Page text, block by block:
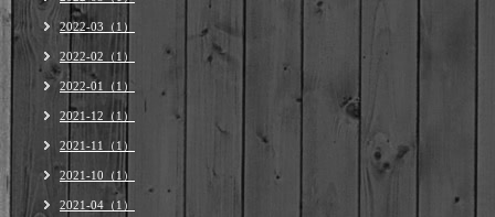
2022-03（1）
2022-02（1）
2022-01（1）
2021-12（1）
2021-11（1）
2021-10（1）
2021-04（1）